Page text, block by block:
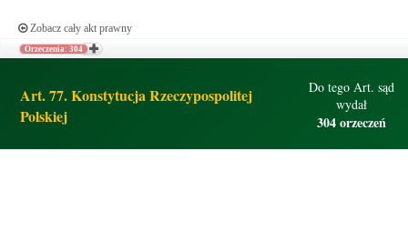
Zobacz cały akt prawny
Orzeczenia: 304
Art. 77. Konstytucja Rzeczypospolitej
Polskiej
Do tego Art. sąd
wydał
304 orzeczeń